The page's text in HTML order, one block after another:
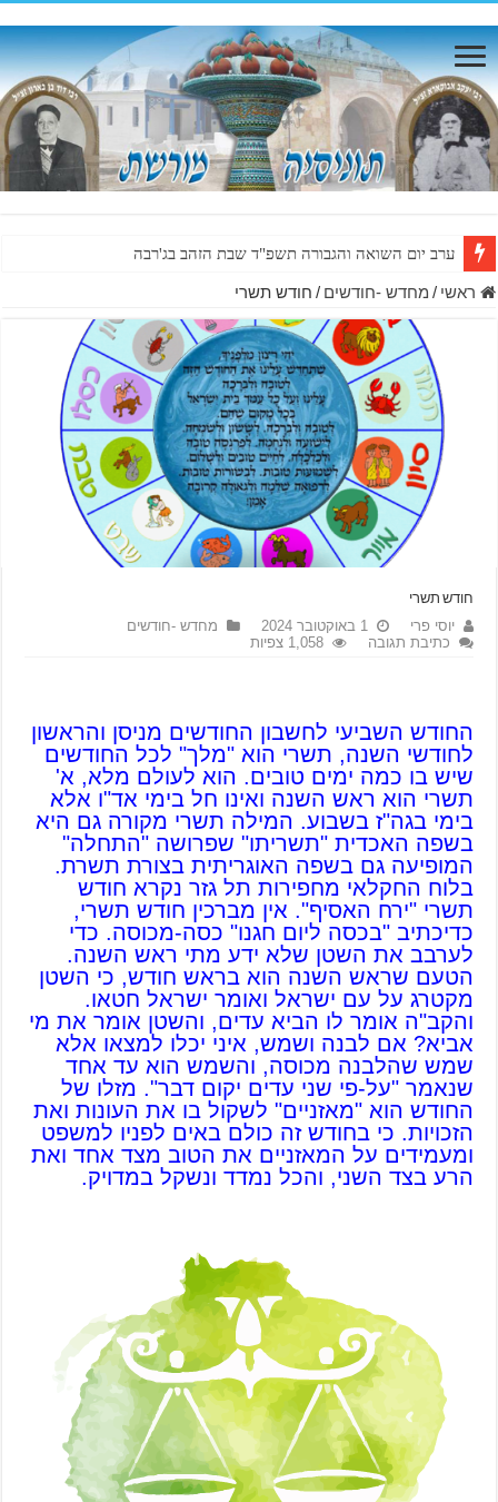
ערב יום השואה והגבורה תשפ"ד שבת הזהב בג'רבה
ראשי / מחדש -חודשים / חודש תשרי
חודש תשרי
יוסי פרי 1 באוקטובר 2024
מחדש -חודשים
כתיבת תגובה
1,058 צפיות
החודש השביעי לחשבון החודשים מניסן והראשון
לחודשי השנה, תשרי הוא "מלך" לכל החודשים
שיש בו כמה ימים טובים. הוא לעולם מלא, א'
תשרי הוא ראש השנה ואינו חל בימי אד"ו אלא
בימי בגה"ז בשבוע. המילה תשרי מקורה גם היא
בשפה האכדית "תשריתו" שפרושה "התחלה"
המופיעה גם בשפה האוגריתית בצורת תשרת.
בלוח החקלאי מחפירות תל גזר נקרא חודש
תשרי "ירח האסיף". אין מברכין חודש תשרי,
כדיכתיב "בכסה ליום חגנו" כסה-מכוסה. כדי
לערבב את השטן שלא ידע מתי ראש השנה.
הטעם שראש השנה הוא בראש חודש, כי השטן
מקטרג על עם ישראל ואומר ישראל חטאו.
והקב"ה אומר לו הביא עדים, והשטן אומר את מי
אביא? אם לבנה ושמש, איני יכלו למצאו אלא
שמש שהלבנה מכוסה, והשמש הוא עד אחד
שנאמר "על-פי שני עדים יקום דבר". מזלו של
החודש הוא "מאזניים" לשקול בו את העונות ואת
הזכויות. כי בחודש זה כולם באים לפניו למשפט
ומעמידים על המאזניים את הטוב מצד אחד ואת
הרע בצד השני, והכל נמדד ונשקל במדויק.